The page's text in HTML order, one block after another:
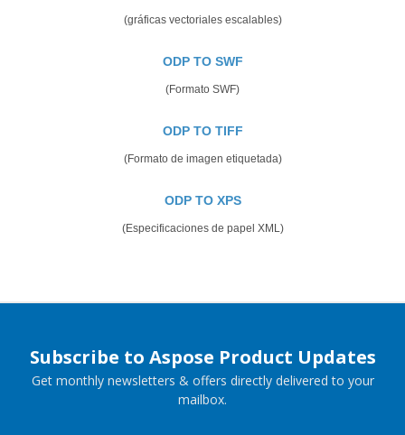
(gráficas vectoriales escalables)
ODP TO SWF
(Formato SWF)
ODP TO TIFF
(Formato de imagen etiquetada)
ODP TO XPS
(Especificaciones de papel XML)
Subscribe to Aspose Product Updates
Get monthly newsletters & offers directly delivered to your
mailbox.